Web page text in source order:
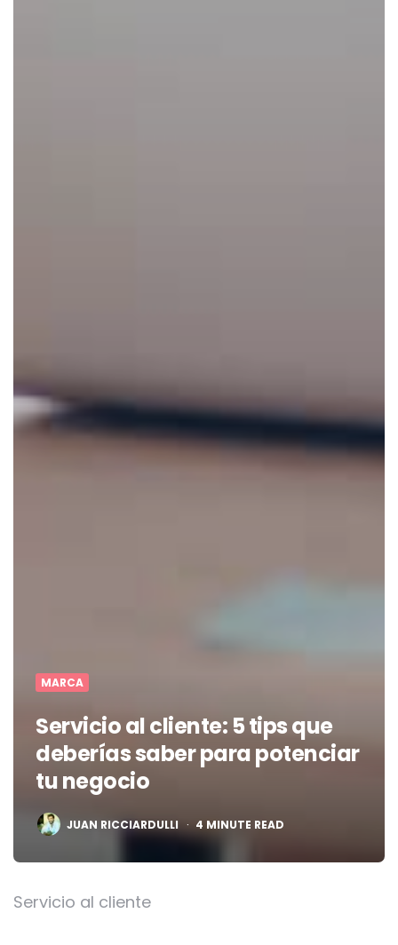
MARCA
Servicio al cliente: 5 tips que
deberías saber para potenciar
tu negocio
POSTED
BY
JUAN RICCIARDULLI 4 MINUTE READ
Servicio al cliente